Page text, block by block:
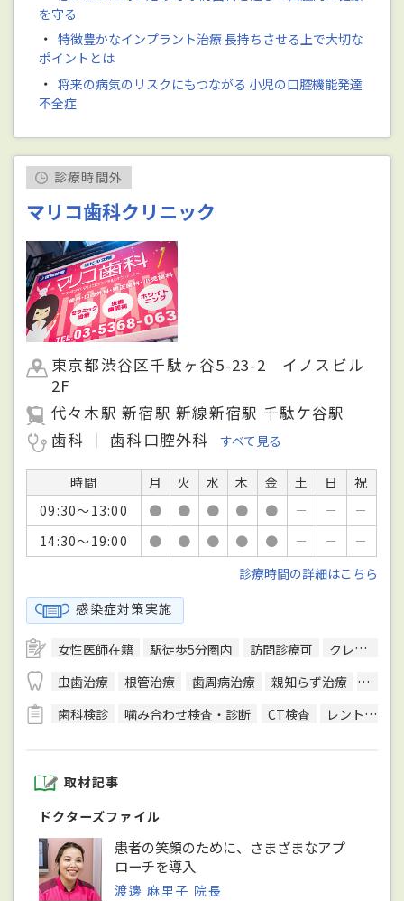
を守る
・ 特徴豊かなインプラント治療 長持ちさせる上で大切な
ポイントとは
・ 将来の病気のリスクにもつながる 小児の口腔機能発達
不全症
診療時間外
マリコ歯科クリニック
東京都渋谷区千駄ヶ谷5-23-2 イノスビル
2F
代々木駅 新宿駅 新線新宿駅 千駄ケ谷駅
歯科
歯科口腔外科 すべて見る
時間 月 火 水 木 金 土 日
祝
09:30～13:00
● ● ● ● ● － －
－
14:30～19:00
● ● ● ● ● － －
－
診療時間の詳細はこちら
感染症対策実施
女性医師在籍 駅徒歩5分圏内 訪問診療可
クレジットカード対応
虫歯治療
根管治療 歯周病治療 親知らず治療
顎関
歯科検診
噛み合わせ検査・診断 CT検査 レントゲン検査
取材記事
ドクターズファイル
患者の笑顔のために、さまざまなアプ
ローチを導入
渡邊 麻里子 院長